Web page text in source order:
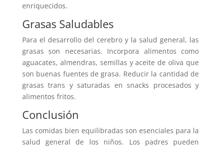
enriquecidos.
Grasas Saludables
Para el desarrollo del cerebro y la salud general, las
grasas son necesarias. Incorpora alimentos como
aguacates, almendras, semillas y aceite de oliva que
son buenas fuentes de grasa. Reducir la cantidad de
grasas trans y saturadas en snacks procesados y
alimentos fritos.
Conclusión
Las comidas bien equilibradas son esenciales para la
salud general de los niños. Los padres pueden